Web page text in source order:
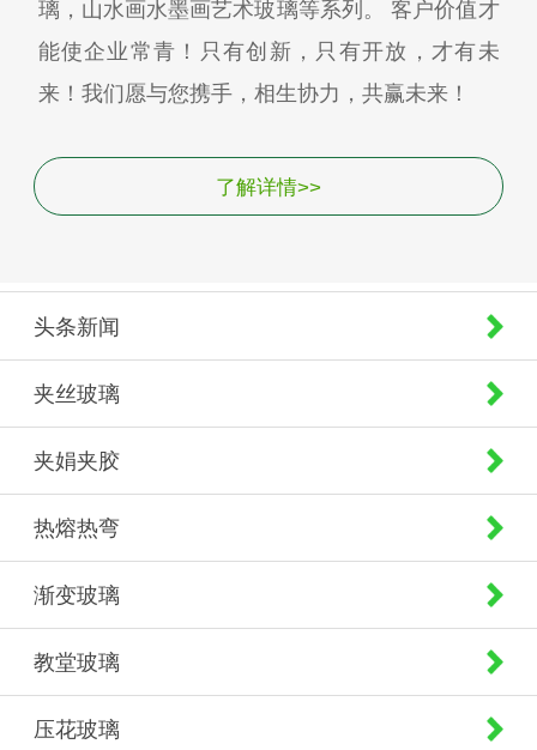
璃，山水画水墨画艺术玻璃等系列。 客户价值才
能使企业常青！只有创新，只有开放，才有未
来！我们愿与您携手，相生协力，共赢未来！
了解详情>>
头条新闻
夹丝玻璃
夹娟夹胶
热熔热弯
渐变玻璃
教堂玻璃
压花玻璃